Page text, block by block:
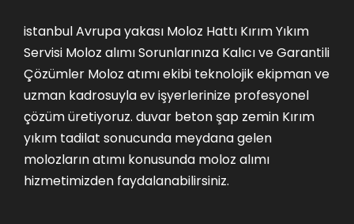
istanbul Avrupa yakası Moloz Hattı Kırım Yıkım
Servisi Moloz alımı Sorunlarınıza Kalıcı ve Garantili
Çözümler Moloz atımı ekibi teknolojik ekipman ve
uzman kadrosuyla ev işyerlerinize profesyonel
çözüm üretiyoruz. duvar beton şap zemin Kırım
yıkım tadilat sonucunda meydana gelen
molozların atımı konusunda moloz alımı
hizmetimizden faydalanabilirsiniz.